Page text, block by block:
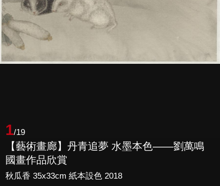
1/19
【藝術畫廊】丹青追夢 水墨本色——劉萬鳴
國畫作品欣賞
秋瓜香 35x33cm 紙本設色 2018